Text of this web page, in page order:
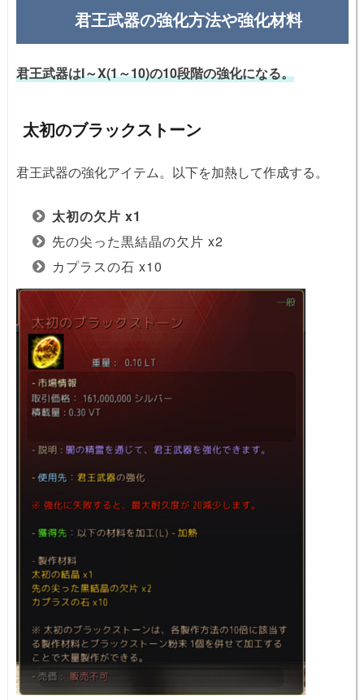
君王武器の強化方法や強化材料
君王武器はI～X(1～10)の10段階の強化になる。
太初のブラックストーン
君王武器の強化アイテム。以下を加熱して作成する。
太初の欠片 x1
先の尖った黒結晶の欠片 x2
カプラスの石 x10